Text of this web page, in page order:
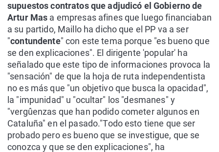
supuestos contratos que adjudicó el Gobierno de
Artur Mas a empresas afines que luego financiaban
a su partido, Maillo ha dicho que el PP va a ser
"contundente" con este tema porque "es bueno que
se den explicaciones". El dirigente 'popular' ha
señalado que este tipo de informaciones provoca la
"sensación" de que la hoja de ruta independentista
no es más que "un objetivo que busca la opacidad",
la "impunidad" u "ocultar" los "desmanes" y
"vergûenzas que han podido cometer algunos en
Cataluña" en el pasado."Todo esto tiene que ser
probado pero es bueno que se investigue, que se
conozca y que se den explicaciones", ha